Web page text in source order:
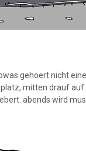
gehoert nicht
mitten drauf
abends wird